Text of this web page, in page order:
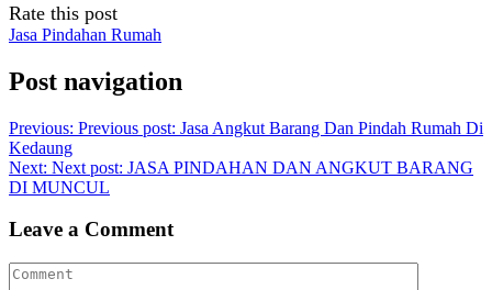
Rate this post
Jasa Pindahan Rumah
Post navigation
Previous: Previous post: Jasa Angkut Barang Dan Pindah Rumah Di
Kedaung
Next: Next post: JASA PINDAHAN DAN ANGKUT BARANG
DI MUNCUL
Leave a Comment